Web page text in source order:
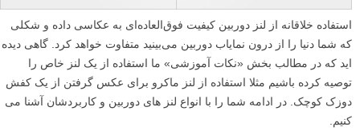
انواع لنز دوربین
نوشته شده در ۸ مرداد ۱۳۹۲